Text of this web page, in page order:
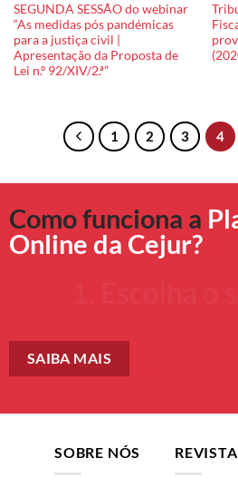
SEGUNDA SESSÃO do webinar
“As medidas pós pandémicas
para a justiça civil |
Apresentação da Proposta de
Lei n.º 92/XIV/2.ª”
1 2 3 4
Como funciona a
Online da Cejur?
SAIBA MAIS
SOBRE NÓS